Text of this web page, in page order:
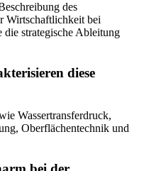
des
Wirtschaftlichkeit bei
die strategische Ableitung
diese
Wassertransferdruck,
Oberflächentechnik und